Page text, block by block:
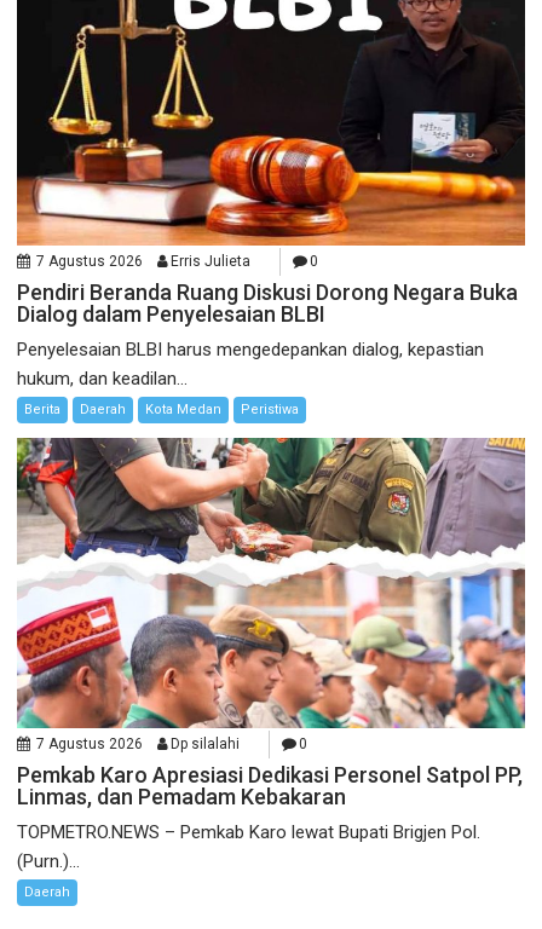
7 Agustus 2026 Erris Julieta 0
Pendiri Beranda Ruang Diskusi Dorong Negara Buka
Dialog dalam Penyelesaian BLBI
Penyelesaian BLBI harus mengedepankan dialog, kepastian
hukum, dan keadilan...
Berita Daerah Kota Medan Peristiwa
7 Agustus 2026 Dp silalahi 0
Pemkab Karo Apresiasi Dedikasi Personel Satpol PP,
Linmas, dan Pemadam Kebakaran
TOPMETRO.NEWS – Pemkab Karo lewat Bupati Brigjen Pol.
(Purn.)...
Daerah